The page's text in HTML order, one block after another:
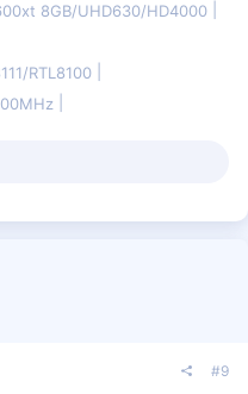
8GB/UHD630/HD4000
RTL8100
#9